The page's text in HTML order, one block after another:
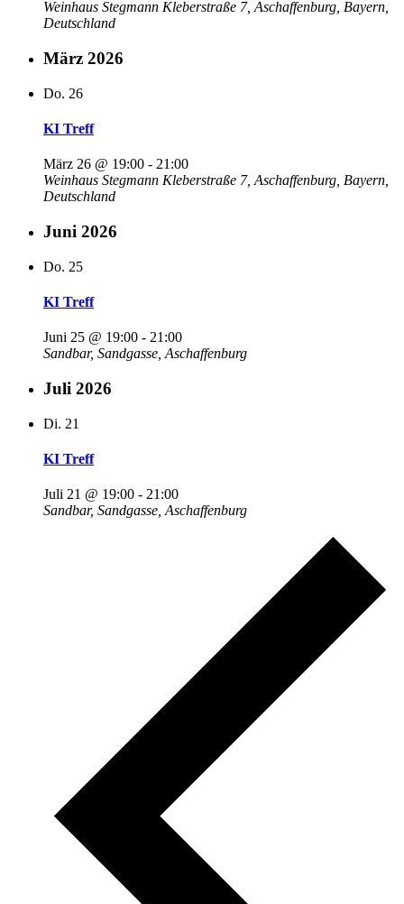
Weinhaus Stegmann Kleberstraße 7, Aschaffenburg, Bayern,
Deutschland
März 2026
Do. 26
KI Treff
März 26 @ 19:00 - 21:00
Weinhaus Stegmann Kleberstraße 7, Aschaffenburg, Bayern,
Deutschland
Juni 2026
Do. 25
KI Treff
Juni 25 @ 19:00 - 21:00
Sandbar, Sandgasse, Aschaffenburg
Juli 2026
Di. 21
KI Treff
Juli 21 @ 19:00 - 21:00
Sandbar, Sandgasse, Aschaffenburg